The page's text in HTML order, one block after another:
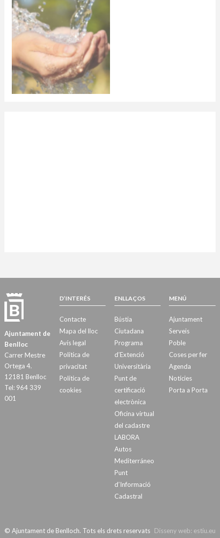
Ajuntament de
Benlloc
Carrer Mestre
Ortega 4.
12181 Benlloc
Tel: 964 339
001
D’INTERÉS
Contacte
Mapa del lloc
Avís legal
Política de
privacitat
Política de
cookies
ENLLAÇOS
Bústia
Ciutadana
Programa
d’Extenció
Universitària
Punt de
certificació
electrònica
Oficina virtual
del cadastre
LABORA
Autos
Mediterráneo
Punt
d’Informació
Cadastral
MENÚ
Ajuntament
Serveis
Poble
Coses per fer
Agenda
Notícies
Porta a Porta
Disseny web: estiu.eu
© Ajuntament de Benlloch. Tots els drets reservats